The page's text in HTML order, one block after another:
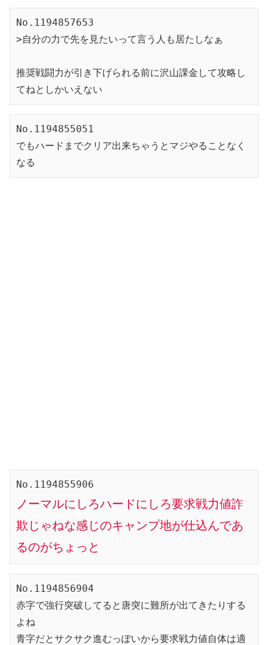
No.1194857653
>自分の力で先を見たいって言う人も居たしなぁ
推奨戦闘力が引き下げられる前に沢山課金して攻略し
てねとしかいえない
No.1194855051
でもハードまでクリア出来ちゃうとマジやることなく
なる
ノーマルにしろハードにしろ要求戦力値詐
欺じゃねな感じのキャンプ地が仕込んであ
るのがちょっと
No.1194856904
赤字で強行突破してると唐突に難所が出てきたりする
よね
青字だとサクサク進むっぽいから要求戦力値自体は適